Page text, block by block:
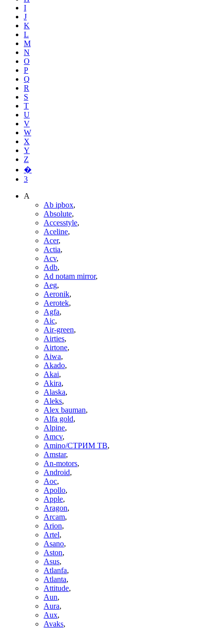
I
J
K
L
M
N
O
P
Q
R
S
T
U
V
W
X
Y
Z
�
3
A
Ab ipbox,
Absolute,
Accesstyle,
Aceline,
Acer,
Actia,
Acv,
Adb,
Ad notam mirror,
Aeg,
Aeronik,
Aerotek,
Agfa,
Aic,
Air-green,
Airties,
Airtone,
Aiwa,
Akado,
Akai,
Akira,
Alaska,
Aleks,
Alex bauman,
Alfa gold,
Alpine,
Amcv,
Amino/СТРИМ ТВ,
Amstar,
An-motors,
Android,
Aoc,
Apollo,
Apple,
Aragon,
Arcam,
Arion,
Artel,
Asano,
Aston,
Asus,
Atlanfa,
Atlanta,
Attitude,
Aun,
Aura,
Aux,
Avaks,